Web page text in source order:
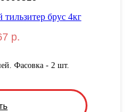
р.
Фасовка - 2 шт.